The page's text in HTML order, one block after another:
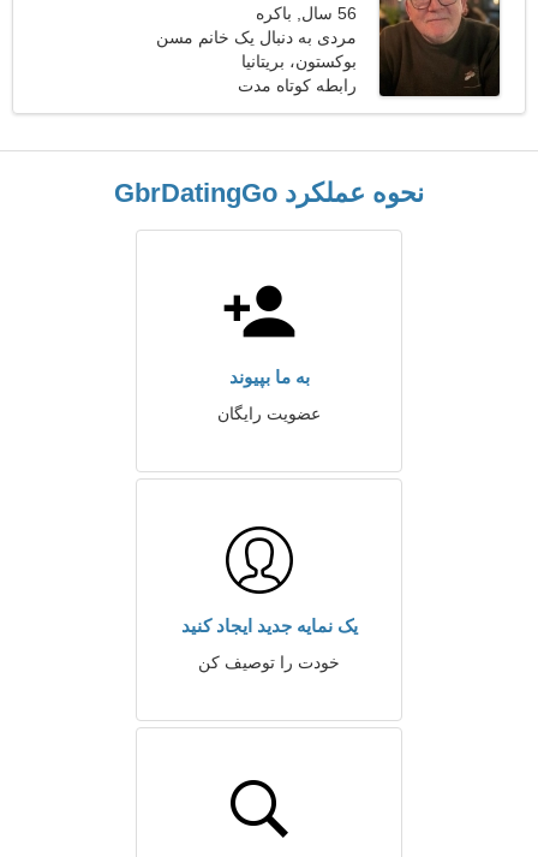
56 سال, باکره
مردی به دنبال یک خانم مسن
بوکستون، بریتانیا
رابطه کوتاه مدت
نحوه عملکرد GbrDatingGo
به ما بپیوند
عضویت رایگان
یک نمایه جدید ایجاد کنید
خودت را توصیف کن